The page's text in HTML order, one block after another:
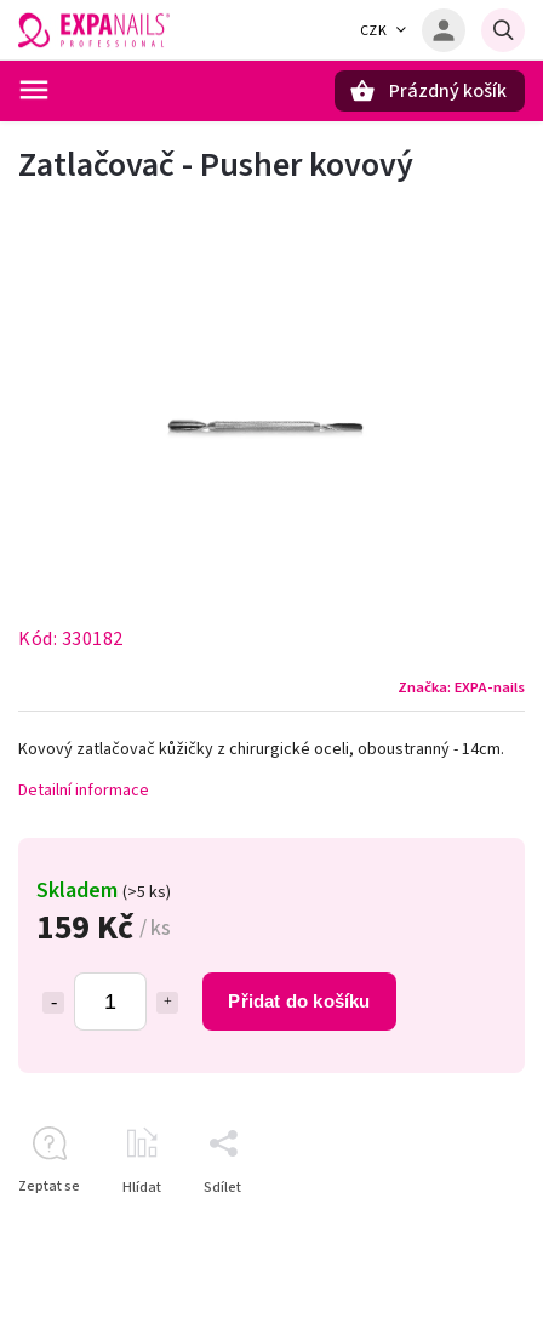
CZK
Prázdný košík
Zatlačovač - Pusher kovový
Kód: 330182
Značka: EXPA-nails
159 Kč / ks
Přidat do košíku
Skladem (>5 ks)
Kovový zatlačovač kůžičky z chirurgické oceli, oboustranný - 14cm.
Detailní informace
Zeptat se Hlídat Sdílet